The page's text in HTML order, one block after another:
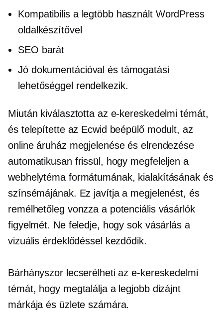
Kompatibilis a legtöbb használt WordPress
oldalkészítővel
SEO barát
Jó dokumentációval és támogatási
lehetőséggel rendelkezik.
Miután kiválasztotta az e-kereskedelmi témát,
és telepítette az Ecwid beépülő modult, az
online áruház megjelenése és elrendezése
automatikusan frissül, hogy megfeleljen a
webhelytéma formátumának, kialakításának és
színsémájának. Ez javítja a megjelenést, és
remélhetőleg vonzza a potenciális vásárlók
figyelmét. Ne feledje, hogy sok vásárlás a
vizuális érdeklődéssel kezdődik.
Bárhányszor lecserélheti az e-kereskedelmi
témát, hogy megtalálja a legjobb dizájnt
márkája és üzlete számára.